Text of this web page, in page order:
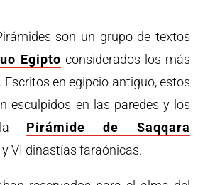
son un grupo de textos
Egipto considerados los más
en egipcio antiguo, estos
esculpidos en las paredes y los
la Pirámide de Saqqara
VI dinastías faraónicas.